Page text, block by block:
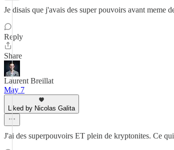
Je disais que j'avais des super pouvoirs avant meme
Reply
Share
Laurent Breillat
May 7
Liked by Nicolas Galita
J'ai des superpouvoirs ET plein de kryptonites. Ce